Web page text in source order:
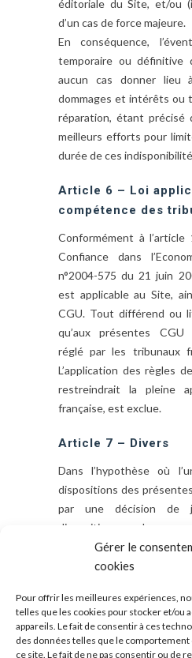
Gérer le
cookies
Pour offrir les meilleures expériences,
telles que les cookies pour stocker et/ou
appareils. Le fait de consentir à ces
des données telles que le comportement
ce site. Le fait de ne pas consentir ou de
éditoriale du Site, et/ou
d’un cas de force majeure.
En conséquence,
temporaire ou
aucun cas donner lieu
dommages et intérêts ou
réparation, étant précisé
meilleurs efforts pour
durée de ces
Article 6 – Loi
compétence des
Conformément à
Confiance dans
n°2004-575 du 21 juin
est applicable au Site,
CGU. Tout différend ou
qu’aux présentes CGU
réglé par les tribunaux
L’application des règles
restreindrait la pleine
française, est exclue.
Article 7 – Divers
Dans l’hypothèse où
dispositions des
par une décision de
dispositions
continueront à s’appliquer
Les titres des articles
d’influer sur le sens
donner à ces dispositions.